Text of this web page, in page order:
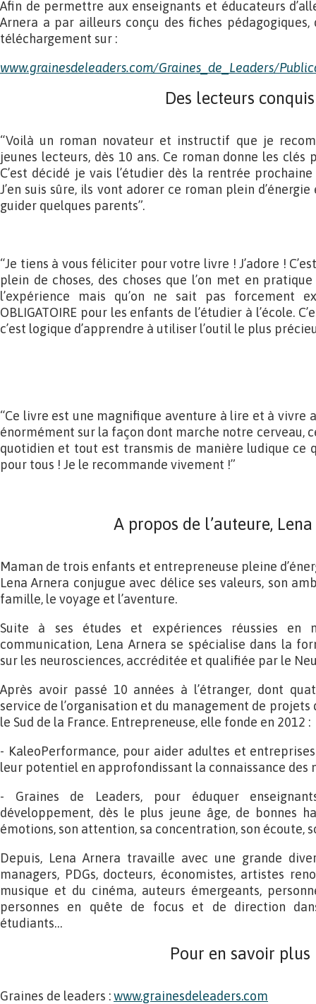
Afin de permettre aux enseignants et éducateurs
Arnera a par ailleurs conçu des fiches
téléchargement sur :
www.grainesdeleaders.com/Graines_de_Leaders/
Des lecteurs conquis
“Voilà un roman novateur et instructif que je
jeunes lecteurs, dès 10 ans. Ce roman donne les
C’est décidé je vais l’étudier dès la rentrée
J’en suis sûre, ils vont adorer ce roman plein
guider quelques parents”.
“Je tiens à vous féliciter pour votre livre ! J’adore !
plein de choses, des choses que l’on met en
l’expérience mais qu’on ne sait pas forcement
OBLIGATOIRE pour les enfants de l’étudier à l’école.
c’est logique d’apprendre à utiliser l’outil le plus
“Ce livre est une magnifique aventure à lire et à vivre
énormément sur la façon dont marche notre cerveau,
quotidien et tout est transmis de manière ludique ce
pour tous ! Je le recommande vivement !”
A propos de l’auteure,
Maman de trois enfants et entrepreneuse pleine
Lena Arnera conjugue avec délice ses valeurs, son
famille, le voyage et l’aventure.
Suite à ses études et expériences réussies en
communication, Lena Arnera se spécialise dans la
sur les neurosciences, accréditée et qualifiée par le
Après avoir passé 10 années à l’étranger, dont
service de l’organisation et du management de projets
le Sud de la France. Entrepreneuse, elle fonde en 2012 :
- KaleoPerformance, pour aider adultes et
leur potentiel en approfondissant la connaissance des
- Graines de Leaders, pour éduquer
développement, dès le plus jeune âge, de bonnes
émotions, son attention, sa concentration, son écoute,
Depuis, Lena Arnera travaille avec une grande
managers, PDGs, docteurs, économistes, artistes
musique et du cinéma, auteurs émergeants,
personnes en quête de focus et de direction
étudiants…
Pour en savoir plus
Graines de leaders :www.grainesdeleaders.com